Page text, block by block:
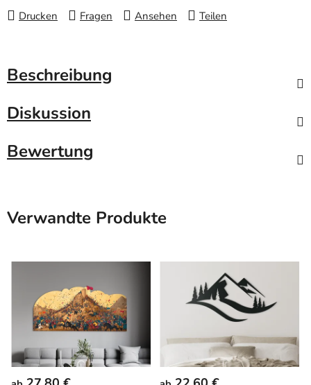
Drucken Fragen Ansehen Teilen
Beschreibung
Diskussion
Bewertung
Verwandte Produkte